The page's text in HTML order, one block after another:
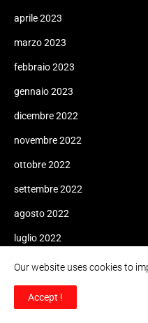
aprile 2023
marzo 2023
febbraio 2023
gennaio 2023
dicembre 2022
novembre 2022
ottobre 2022
settembre 2022
agosto 2022
luglio 2022
giugno 2022
maggio 2022
aprile 2022
Our website uses cookies to
Accept !